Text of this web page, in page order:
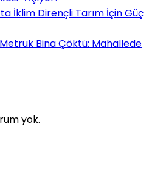
İklim Dirençli Tarım İçin Güç
Bina Çöktü: Mahallede
yok.